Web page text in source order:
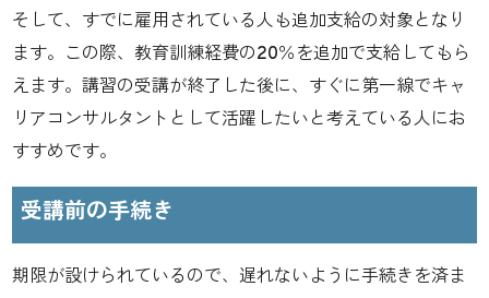
そして、すでに雇用されている人も追加支給の対象となり
ます。この際、教育訓練経費の20％を追加で支給してもら
えます。講習の受講が終了した後に、すぐに第一線でキャ
リアコンサルタントとして活躍したいと考えている人にお
すすめです。
受講前の手続き
期限が設けられているので、遅れないように手続きを済ま